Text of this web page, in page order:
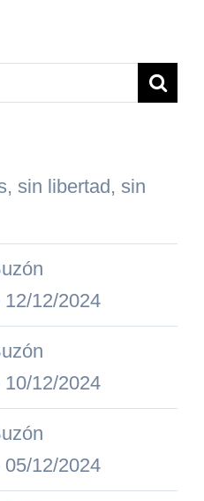
sin libertad, sin
12/2024
12/2024
12/2024